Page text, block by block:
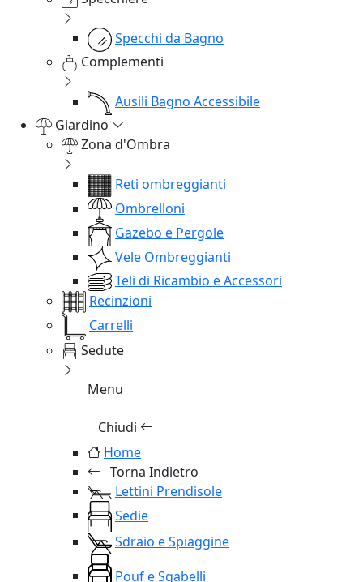
Specchi da Bagno
Complementi
Ausili Bagno Accessibile
Giardino
Zona d'Ombra
Reti ombreggianti
Ombrelloni
Gazebo e Pergole
Vele Ombreggianti
Teli di Ricambio e Accessori
Recinzioni
Carrelli
Sedute
Menu
Chiudi
Home
Torna Indietro
Lettini Prendisole
Sedie
Sdraio e Spiaggine
Pouf e Sgabelli